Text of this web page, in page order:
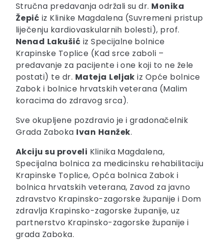
Stručna predavanja održali su dr. Monika
Žepić iz Klinike Magdalena (Suvremeni pristup
liječenju kardiovaskularnih bolesti), prof.
Nenad Lakušić iz Specijalne bolnice
Krapinske Toplice (Kad srce zaboli –
predavanje za pacijente i one koji to ne žele
postati) te dr. Mateja Leljak iz Opće bolnice
Zabok i bolnice hrvatskih veterana (Malim
koracima do zdravog srca).
Sve okupljene pozdravio je i gradonačelnik
Grada Zaboka Ivan Hanžek.
Akciju su proveli Klinika Magdalena,
Specijalna bolnica za medicinsku rehabilitaciju
Krapinske Toplice, Opća bolnica Zabok i
bolnica hrvatskih veterana, Zavod za javno
zdravstvo Krapinsko-zagorske županije i Dom
zdravlja Krapinsko-zagorske županije, uz
partnerstvo Krapinsko-zagorske županije i
grada Zaboka.